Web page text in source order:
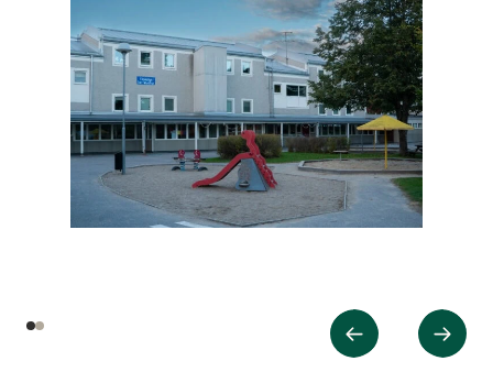
Tidigare Nästa
12